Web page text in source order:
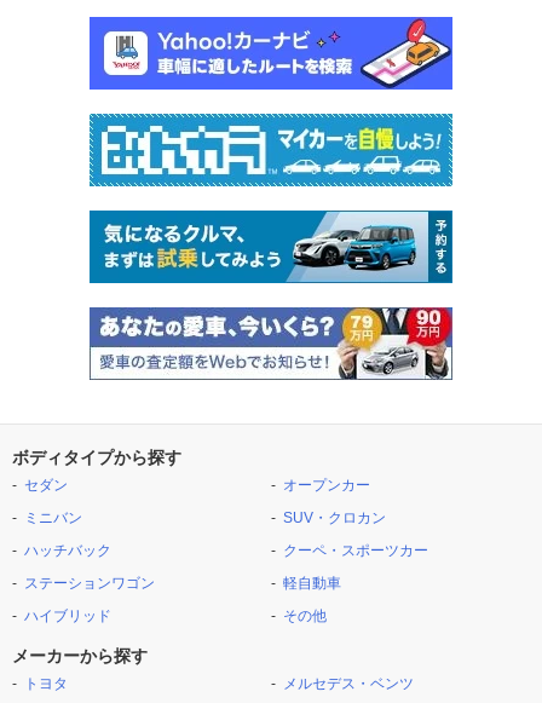
ボディタイプから探す
セダン
ミニバン
ハッチバック
ステーションワゴン
ハイブリッド
オープンカー
SUV・クロカン
クーペ・スポーツカー
軽自動車
その他
メーカーから探す
トヨタ
メルセデス・ベンツ